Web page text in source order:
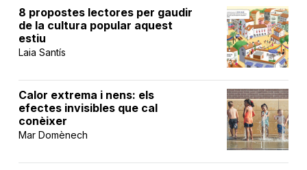
8 propostes lectores per gaudir
de la cultura popular aquest
estiu
Laia Santís
Calor extrema i nens: els
efectes invisibles que cal
conèixer
Mar Domènech